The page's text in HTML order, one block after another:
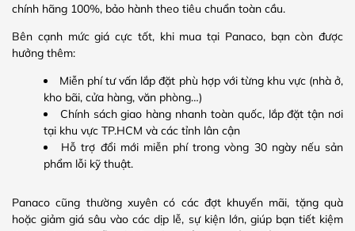
chính hãng 100%, bảo hành theo tiêu chuẩn toàn cầu.
Bên cạnh mức giá cực tốt, khi mua tại Panaco, bạn còn được
hưởng thêm:
Miễn phí tư vấn lắp đặt phù hợp với từng khu vực (nhà ở,
kho bãi, cửa hàng, văn phòng…)
Chính sách giao hàng nhanh toàn quốc, lắp đặt tận nơi
tại khu vực TP.HCM và các tỉnh lân cận
Hỗ trợ đổi mới miễn phí trong vòng 30 ngày nếu sản
phẩm lỗi kỹ thuật.
Panaco cũng thường xuyên có các đợt khuyến mãi, tặng quà
hoặc giảm giá sâu vào các dịp lễ, sự kiện lớn, giúp bạn tiết kiệm